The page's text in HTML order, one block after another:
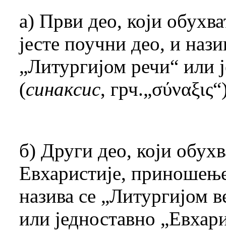
а) Први део, који
јесте поучни део, и
„Литургијом речи“ или
(синаксис,
б) Други део, који
Евхаристије,
назива се „Литургијом
или једноставно